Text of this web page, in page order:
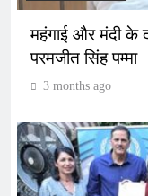
महंगाई और मंदी के
परमजीत सिंह पम्मा
3 months ago